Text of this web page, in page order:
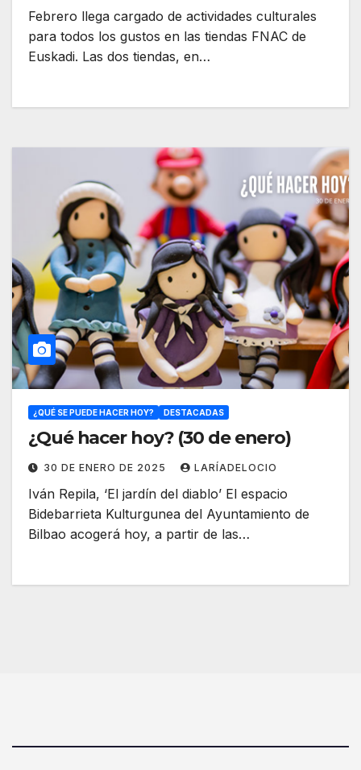
Febrero llega cargado de actividades culturales
para todos los gustos en las tiendas FNAC de
Euskadi. Las dos tiendas, en…
¿QUÉ SE PUEDE HACER HOY? DESTACADAS
¿Qué hacer hoy? (30 de enero)
30 DE ENERO DE 2025 LARÍADELOCIO
Iván Repila, ‘El jardín del diablo’ El espacio
Bidebarrieta Kulturgunea del Ayuntamiento de
Bilbao acogerá hoy, a partir de las…